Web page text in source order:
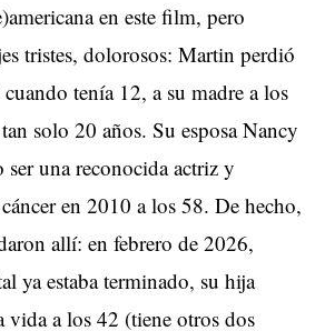
en este film, pero
tristes, dolorosos: Martin perdió
tenía 12, a su madre a los
solo 20 años. Su esposa Nancy
una reconocida actriz y
en 2010 a los 58. De hecho,
allí: en febrero de 2026,
ya estaba terminado, su hija
vida a los 42 (tiene otros dos